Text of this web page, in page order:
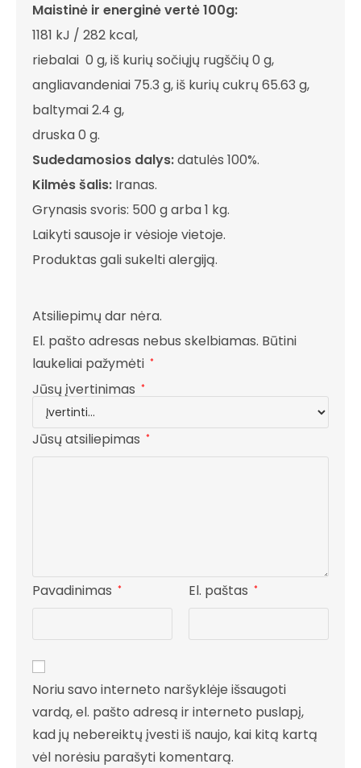
Maistinė ir energinė vertė 100g:
1181 kJ / 282 kcal,
riebalai 0 g, iš kurių sočiųjų rugščių 0 g,
angliavandeniai 75.3 g, iš kurių cukrų 65.63 g,
baltymai 2.4 g,
druska 0 g.
Sudedamosios dalys:datulės 100%.
Kilmės šalis: Iranas.
Grynasis svoris: 500 g arba 1 kg.
Laikyti sausoje ir vėsioje vietoje.
Produktas gali sukelti alergiją.
Atsiliepimų dar nėra.
El. pašto adresas nebus skelbiamas. Būtini
laukeliai pažymėti *
Jūsų įvertinimas *
Jūsų atsiliepimas *
Pavadinimas * El. paštas *
Noriu savo interneto naršyklėje išsaugoti
vardą, el. pašto adresą ir interneto puslapį,
kad jų nebereiktų įvesti iš naujo, kai kitą kartą
vėl norėsiu parašyti komentarą.